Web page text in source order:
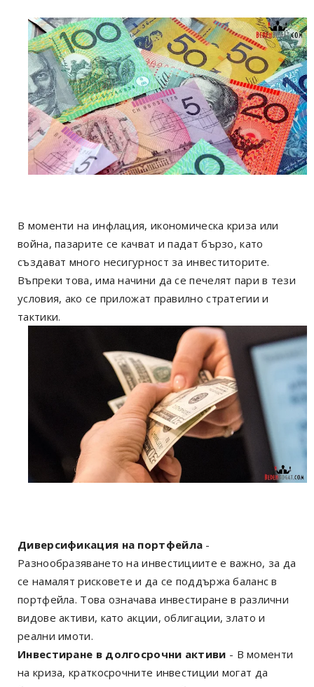
В моменти на инфлация, икономическа криза или
война, пазарите се качват и падат бързо, като
създават много несигурност за инвеститорите.
Въпреки това, има начини да се печелят пари в тези
условия, ако се приложат правилно стратегии и
тактики.
Диверсификация на портфейла -
Разнообразяването на инвестициите е важно, за да
се намалят рисковете и да се поддържа баланс в
портфейла. Това означава инвестиране в различни
видове активи, като акции, облигации, злато и
реални имоти.
Инвестиране в долгосрочни активи - В моменти
на криза, краткосрочните инвестиции могат да